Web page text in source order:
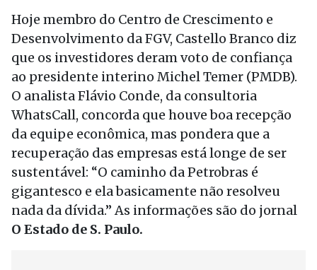
Hoje membro do Centro de Crescimento e
Desenvolvimento da FGV, Castello Branco diz
que os investidores deram voto de confiança
ao presidente interino Michel Temer (PMDB).
O analista Flávio Conde, da consultoria
WhatsCall, concorda que houve boa recepção
da equipe econômica, mas pondera que a
recuperação das empresas está longe de ser
sustentável: “O caminho da Petrobras é
gigantesco e ela basicamente não resolveu
nada da dívida.” As informações são do jornal
O Estado de S. Paulo.